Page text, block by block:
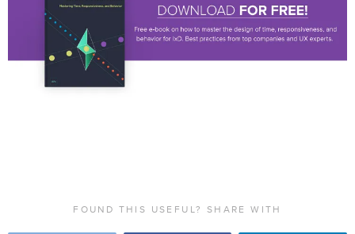
FOUND THIS USEFUL? SHARE WITH